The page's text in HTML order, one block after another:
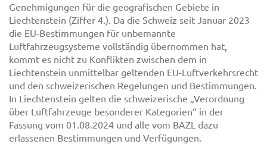
Genehmigungen für die geografischen Gebiete in
Liechtenstein (Ziffer 4.). Da die Schweiz seit Januar 2023
die EU-Bestimmungen für unbemannte
Luftfahrzeugsysteme vollständig übernommen hat,
kommt es nicht zu Konflikten zwischen dem in
Liechtenstein unmittelbar geltenden EU-Luftverkehrsrecht
und den schweizerischen Regelungen und Bestimmungen.
In Liechtenstein gelten die schweizerische „Verordnung
über Luftfahrzeuge besonderer Kategorien“ in der
Fassung vom 01.08.2024 und alle vom BAZL dazu
erlassenen Bestimmungen und Verfügungen.